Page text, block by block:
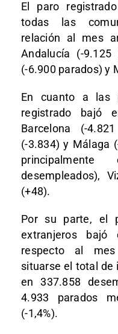
El paro
todas las
relación al mes
Andalucía (-9.125
(-6.900 parados) y
En cuanto a las
registrado bajó
Barcelona (-
(-3.834) y Málaga
desempleados),
(+48).
Por su parte, el
extranjeros bajó
respecto al
situarse el total de
en 337.858
4.933 parados
(-1,4%).